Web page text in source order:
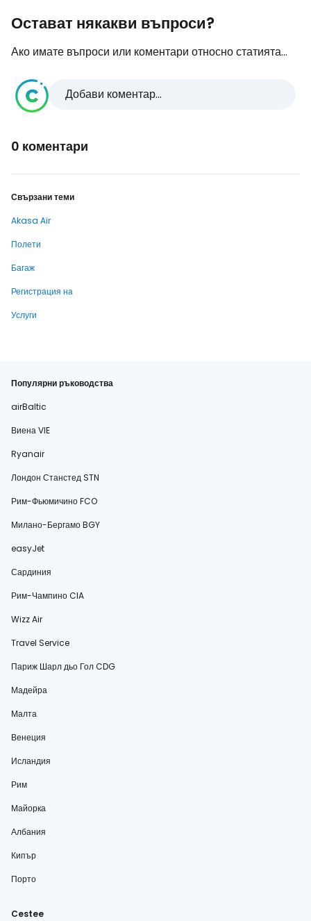
Остават някакви въпроси?
Ако имате въпроси или коментари относно статията...
Добави коментар...
0 коментари
Свързани теми
Akasa Air
Полети
Багаж
Регистрация на
Услуги
Популярни ръководства
airBaltic
Виена VIE
Ryanair
Лондон Станстед STN
Рим-Фьюмичино FCO
Милано-Бергамо BGY
easyJet
Сардиния
Рим-Чампино CIA
Wizz Air
Travel Service
Париж Шарл дьо Гол CDG
Мадейра
Малта
Венеция
Исландия
Рим
Майорка
Албания
Кипър
Порто
Cestee